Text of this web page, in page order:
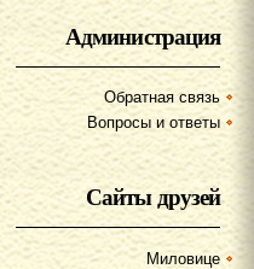
Администрация
Обратная связь
Вопросы и ответы
Сайты друзей
Миловице